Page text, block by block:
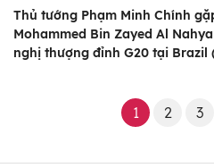
Thủ tướng Phạm Minh Chính
Mohammed Bin Zayed Al
nghị thượng đỉnh G20 tại Brazil
1 2 3